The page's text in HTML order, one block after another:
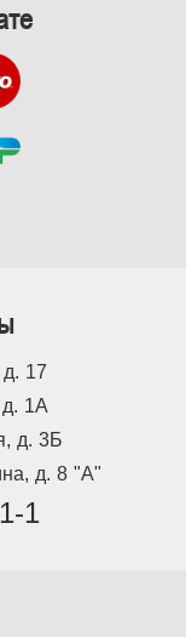
17
1А
д. 3Б
д. 8 "А"
1